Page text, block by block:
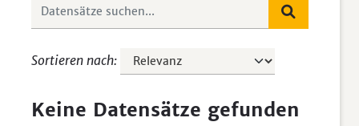
Sortieren nach
Keine Datensätze gefunden